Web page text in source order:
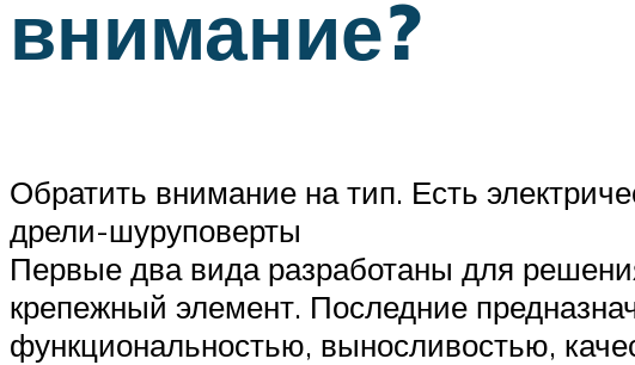
внимание?
Обратить внимание на тип. Есть
дрели-шуруповерты
Первые два вида разработаны для
крепежный элемент. Последние
функциональностью, выносливостью,